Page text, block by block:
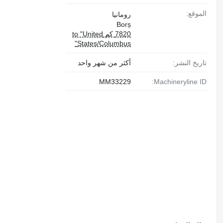
الموقع:
رومانيا
Borș
7820 كم to "United
States/Columbus"
تاريخ النشر: أكثر من شهر واحد
Machineryline ID:
MM33229